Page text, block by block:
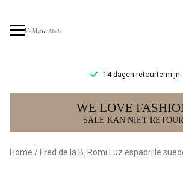
14 dagen retourtermijn
Fred
de
la
WE LOVE
SALE KAN NIET
Home Fred de la B. Romi Luz espadrille